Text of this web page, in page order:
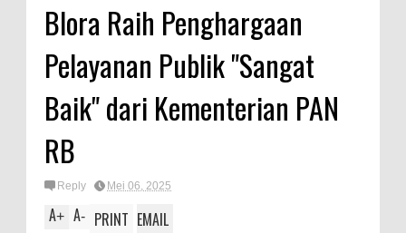
Blora Raih Penghargaan
Pelayanan Publik "Sangat
Baik" dari Kementerian PAN
RB
Reply Mei 06, 2025
A+ A- PRINT EMAIL